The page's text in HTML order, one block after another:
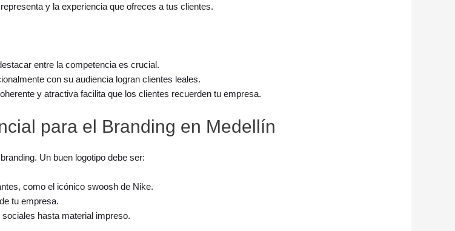
y la experiencia que ofreces a tus clientes.
entre la competencia es crucial.
con su audiencia logran clientes leales.
y atractiva facilita que los clientes recuerden tu empresa.
para el Branding en Medellín
Un buen logotipo debe ser:
como el icónico swoosh de Nike.
tu empresa.
hasta material impreso.